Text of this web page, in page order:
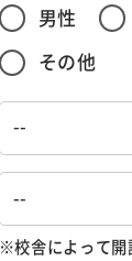
男性
その他
※校舎によって開